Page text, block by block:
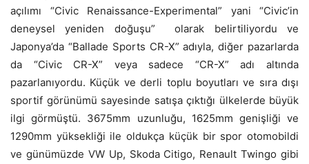
açılımı “Civic Renaissance-Experimental” yani “Civic’in
deneysel yeniden doğuşu” olarak belirtiliyordu ve
Japonya’da “Ballade Sports CR-X” adıyla, diğer pazarlarda
da “Civic CR-X” veya sadece “CR-X” adı altında
pazarlanıyordu. Küçük ve derli toplu boyutları ve sıra dışı
sportif görünümü sayesinde satışa çıktığı ülkelerde büyük
ilgi görmüştü. 3675mm uzunluğu, 1625mm genişliği ve
1290mm yüksekliği ile oldukça küçük bir spor otomobildi
ve günümüzde VW Up, Skoda Citigo, Renault Twingo gibi